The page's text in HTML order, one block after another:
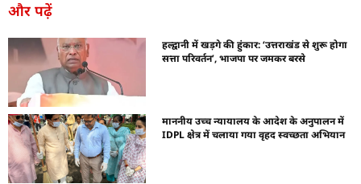
और पढ़ें
हल्द्वानी में खड़गे की हुंकार: ‘उत्तराखंड से शुरू होगा
सत्ता परिवर्तन’, भाजपा पर जमकर बरसे
माननीय उच्च न्यायालय के आदेश के अनुपालन में
IDPL क्षेत्र में चलाया गया वृहद स्वच्छता अभियान